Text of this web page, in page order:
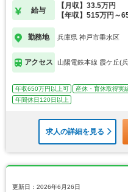
給与
【月収】33.5万円
【年収】515万円～
勤務地 兵庫県 神戸市垂水区
アクセス 山陽電鉄本線 霞ケ丘(
年収650万円以上可 産休・育休取得実
年間休日120日以上
求人の詳細を見る
更新日：2026年6月26日